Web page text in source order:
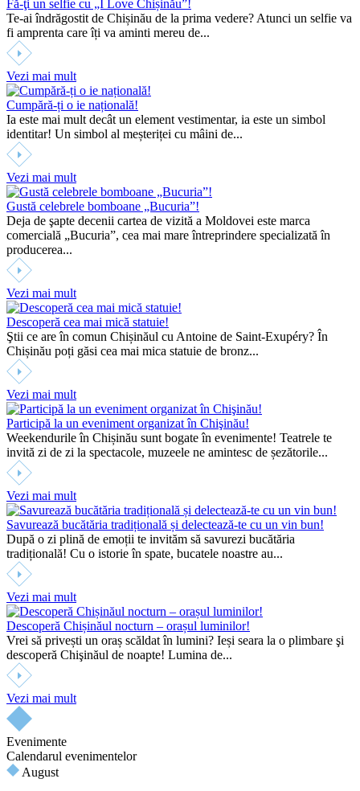
Fă-ţi un selfie cu „I Love Chișinău”!
Te-ai îndrăgostit de Chișinău de la prima vedere? Atunci un selfie va
fi amprenta care îți va aminti mereu de...
Vezi mai mult
Cumpără-ți o ie națională!
Ia este mai mult decât un element vestimentar, ia este un simbol
identitar! Un simbol al meșteriței cu mâini de...
Vezi mai mult
Gustă celebrele bomboane „Bucuria”!
Deja de şapte decenii cartea de vizită a Moldovei este marca
comercială „Bucuria”, cea mai mare întreprindere specializată în
producerea...
Vezi mai mult
Descoperă cea mai mică statuie!
Ştii ce are în comun Chișinăul cu Antoine de Saint-Exupéry? În
Chișinău poți găsi cea mai mica statuie de bronz...
Vezi mai mult
Participă la un eveniment organizat în Chişinău!
Weekendurile în Chișinău sunt bogate în evenimente! Teatrele te
invită zi de zi la spectacole, muzeele ne amintesc de șezătorile...
Vezi mai mult
Savurează bucătăria tradițională și delectează-te cu un vin bun!
După o zi plină de emoții te invităm să savurezi bucătăria
tradițională! Cu o istorie în spate, bucatele noastre au...
Vezi mai mult
Descoperă Chișinăul nocturn – orașul luminilor!
Vrei să privești un oraș scăldat în lumini? Ieși seara la o plimbare şi
descoperă Chişinăul de noapte! Lumina de...
Vezi mai mult
Evenimente
Calendarul evenimentelor
August